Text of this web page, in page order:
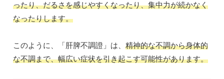
ったり、だるさを感じやすくなったり、集中力が続かなく
なったりします。
このように、「肝脾不調證」は、 精神的な不調から身体的
な不調まで、幅広い症状を引き起こす可能性があります。